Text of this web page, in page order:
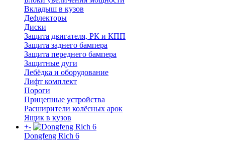
Вкладыш в кузов
Дефлекторы
Диски
Защита двигателя, РК и КПП
Защита заднего бампера
Защита переднего бампера
Защитные дуги
Лебёдка и оборудование
Лифт комплект
Пороги
Прицепные устройства
Расширители колёсных арок
Ящик в кузов
+-
Dongfeng Rich 6